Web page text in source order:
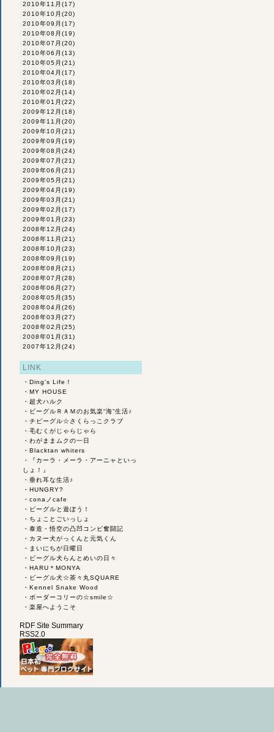
2010年11月 (17)
2010年10月 (20)
2010年09月 (17)
2010年08月 (19)
2010年07月 (20)
2010年06月 (13)
2010年05月 (21)
2010年04月 (17)
2010年03月 (18)
2010年02月 (14)
2010年01月 (22)
2009年12月 (18)
2009年11月 (20)
2009年10月 (21)
2009年09月 (19)
2009年08月 (24)
2009年07月 (21)
2009年06月 (21)
2009年05月 (21)
2009年04月 (19)
2009年03月 (21)
2009年02月 (17)
2009年01月 (23)
2008年12月 (24)
2008年11月 (21)
2008年10月 (23)
2008年09月 (19)
2008年08月 (21)
2008年07月 (28)
2008年06月 (27)
2008年05月 (35)
2008年04月 (26)
2008年03月 (27)
2008年02月 (25)
2008年01月 (31)
2007年12月 (24)
LINK
・ Ding's Life！
・ MY HOUSE
・ 超犬ハルク
・
ビーグルＲＡＭのお気楽“海”生活♪
・ チビーグル☆さくらっこクラブ
・ 毛むくがじゃらじゃら
・ わがままムクの一日
・ Blacktan whiters
・
『カーラ・メーラ・アーニャといっ
しょ！』
・ 垂れ耳な生活♪
・ HUNGRY?
・ conaノcafe
・
ビーグルと遊ぼう！
・ ちょことごいっしょ
・ 泰造・悟空の凸凹コンビ奮闘記
・ カヌー犬がっくんと元気くん
・
まいにちが日曜日
・
ビーグル犬らんとめいの日々
・ HARU＊MONYA
・
ビーグル犬☆茶々丸SQUARE
・ Kennel Snake Wood
・ ボーダーコリーの☆smile☆
・ 楽屋へようこそ
RDF Site Summary
RSS2.0